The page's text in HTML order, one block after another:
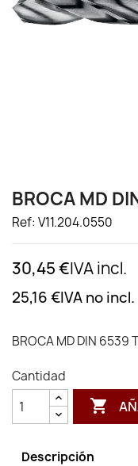
BROCA MD
Ref: V11.204.0550
30,45 €IVA incl.
25,16 €IVA no incl.
BROCA MD DIN 6539
Cantidad

Descripción